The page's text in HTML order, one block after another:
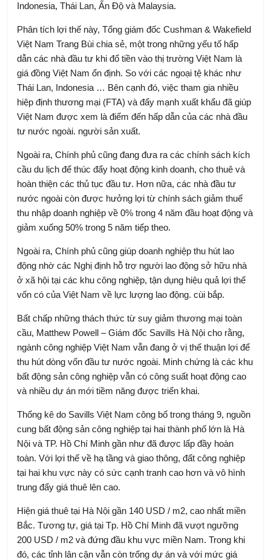
Indonesia, Thái Lan, Ấn Độ và Malaysia.
Phân tích lợi thế này, Tổng giám đốc Cushman & Wakefield
Việt Nam Trang Bùi chia sẻ, một trong những yếu tố hấp
dẫn các nhà đầu tư khi đổ tiền vào thị trường Việt Nam là
giá đồng Việt Nam ổn định. So với các ngoại tệ khác như
Thái Lan, Indonesia … Bên cạnh đó, việc tham gia nhiều
hiệp định thương mại (FTA) và đẩy mạnh xuất khẩu đã giúp
Việt Nam được xem là điểm đến hấp dẫn của các nhà đầu
tư nước ngoài. người sản xuất.
Ngoài ra, Chính phủ cũng đang đưa ra các chính sách kích
cầu du lịch để thúc đẩy hoạt động kinh doanh, cho thuê và
hoàn thiện các thủ tục đầu tư. Hơn nữa, các nhà đầu tư
nước ngoài còn được hưởng lợi từ chính sách giảm thuế
thu nhập doanh nghiệp về 0% trong 4 năm đầu hoạt động và
giảm xuống 50% trong 5 năm tiếp theo.
Ngoài ra, Chính phủ cũng giúp doanh nghiệp thu hút lao
động nhờ các Nghị định hỗ trợ người lao động sở hữu nhà
ở xã hội tại các khu công nghiệp, tận dụng hiệu quả lợi thế
vốn có của Việt Nam về lực lượng lao động. cùi bắp.
Bất chấp những thách thức từ suy giảm thương mại toàn
cầu, Matthew Powell – Giám đốc Savills Hà Nội cho rằng,
ngành công nghiệp Việt Nam vẫn đang ở vị thế thuận lợi để
thu hút dòng vốn đầu tư nước ngoài. Minh chứng là các khu
bất động sản công nghiệp vẫn có công suất hoạt động cao
và nhiều dự án mới tiềm năng được triển khai.
Thống kê do Savills Việt Nam công bố trong tháng 9, nguồn
cung bất động sản công nghiệp tại hai thành phố lớn là Hà
Nội và TP. Hồ Chí Minh gần như đã được lấp đầy hoàn
toàn. Với lợi thế về hạ tầng và giao thông, đất công nghiệp
tại hai khu vực này có sức cạnh tranh cao hơn và vô hình
trung đẩy giá thuê lên cao.
Hiện giá thuê tại Hà Nội gần 140 USD / m2, cao nhất miền
Bắc. Tương tự, giá tại Tp. Hồ Chí Minh đã vượt ngưỡng
200 USD / m2 và đứng đầu khu vực miền Nam. Trong khi
đó, các tỉnh lân cận vẫn còn trống dự án vàvới mức giá